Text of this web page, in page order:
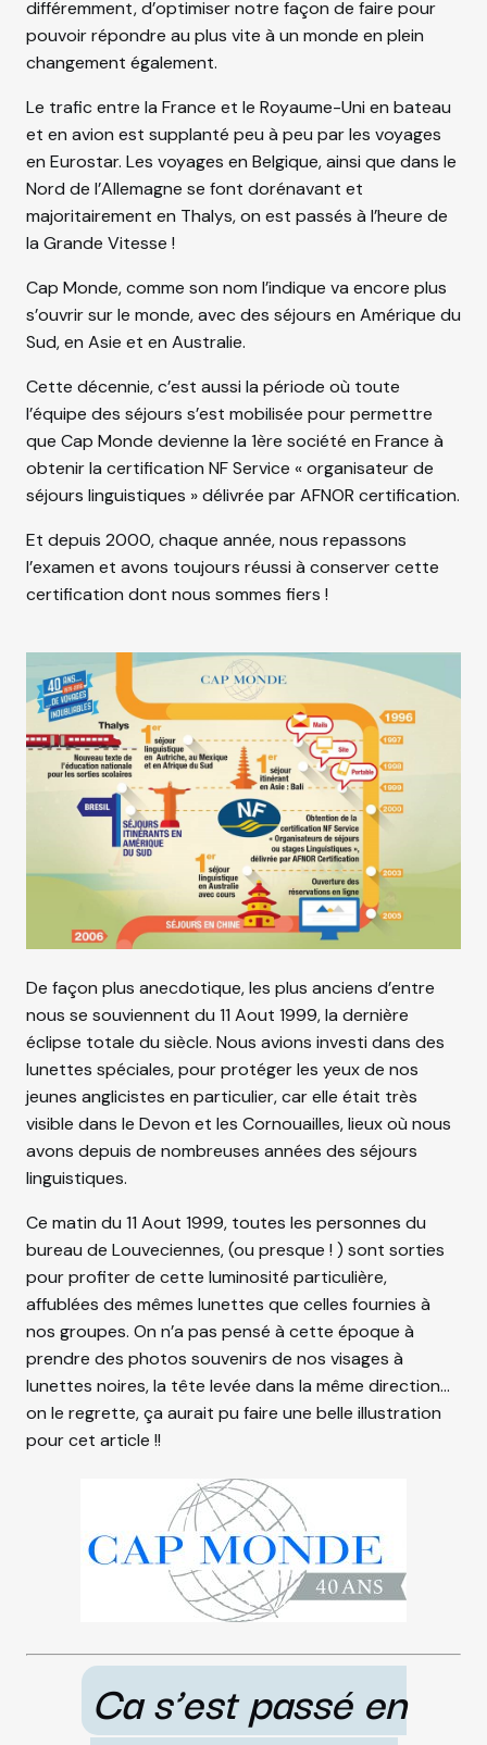
différemment, d’optimiser notre façon de faire pour
pouvoir répondre au plus vite à un monde en plein
changement également.
Le trafic entre la France et le Royaume-Uni en bateau
et en avion est supplanté peu à peu par les voyages
en Eurostar. Les voyages en Belgique, ainsi que dans le
Nord de l’Allemagne se font dorénavant et
majoritairement en Thalys, on est passés à l’heure de
la Grande Vitesse !
Cap Monde, comme son nom l’indique va encore plus
s’ouvrir sur le monde, avec des séjours en Amérique du
Sud, en Asie et en Australie.
Cette décennie, c’est aussi la période où toute
l’équipe des séjours s’est mobilisée pour permettre
que Cap Monde devienne la 1ère société en France à
obtenir la certification NF Service « organisateur de
séjours linguistiques » délivrée par AFNOR certification.
Et depuis 2000, chaque année, nous repassons
l’examen et avons toujours réussi à conserver cette
certification dont nous sommes fiers !
De façon plus anecdotique, les plus anciens d’entre
nous se souviennent du 11 Aout 1999, la dernière
éclipse totale du siècle. Nous avions investi dans des
lunettes spéciales, pour protéger les yeux de nos
jeunes anglicistes en particulier, car elle était très
visible dans le Devon et les Cornouailles, lieux où nous
avons depuis de nombreuses années des séjours
linguistiques.
Ce matin du 11 Aout 1999, toutes les personnes du
bureau de Louveciennes, (ou presque ! ) sont sorties
pour profiter de cette luminosité particulière,
affublées des mêmes lunettes que celles fournies à
nos groupes. On n’a pas pensé à cette époque à
prendre des photos souvenirs de nos visages à
lunettes noires, la tête levée dans la même direction…
on le regrette, ça aurait pu faire une belle illustration
pour cet article !!
Ca s’est passé en